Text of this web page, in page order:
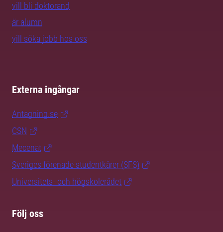
vill bli doktorand
är alumn
vill söka jobb hos oss
Externa ingångar
Antagning.se
CSN
Mecenat
Sveriges förenade studentkårer (SFS)
Universitets- och högskolerådet
Följ oss